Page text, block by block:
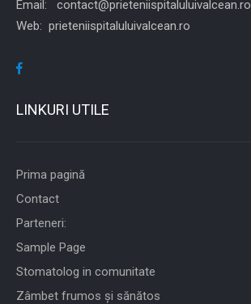
Email: contact@prieteniispitaluluivalcean.ro
Web: prieteniispitaluluivalcean.ro
LINKURI UTILE
Prima pagină
Contact
Parteneri:
Sample Page
Stomatolog in comunitate
Zâmbet frumos și sănătos